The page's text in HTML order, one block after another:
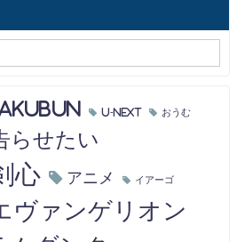
U-NEXT おうむ
らせたい
心 アニメ イアーゴ
ヴァンゲリオン